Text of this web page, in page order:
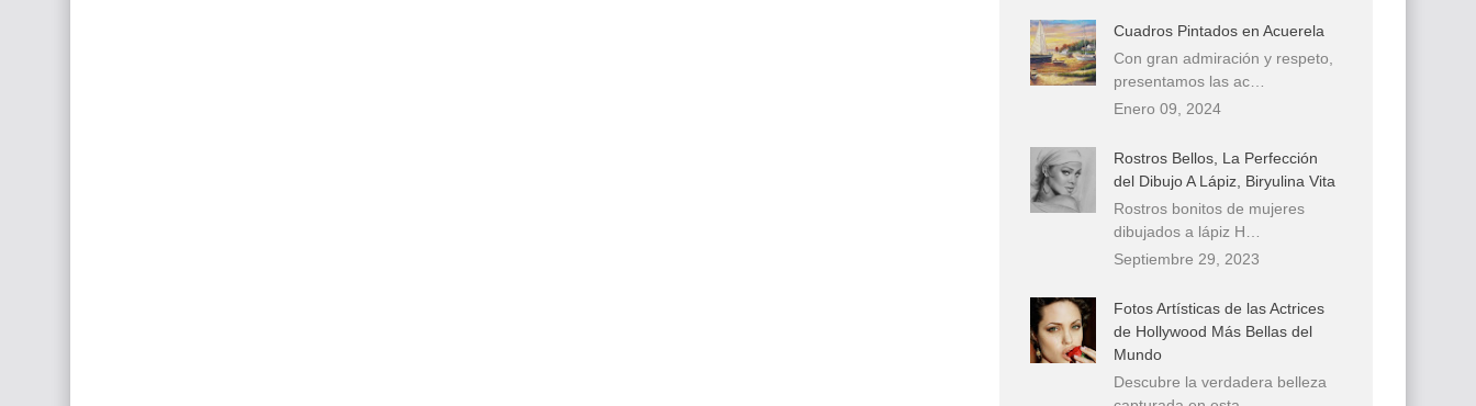
Cuadros Pintados en Acuerela
Con gran admiración y respeto,
presentamos las ac…
Enero 09, 2024
Rostros Bellos, La Perfección
del Dibujo A Lápiz, Biryulina Vita
Rostros bonitos de mujeres
dibujados a lápiz H…
Septiembre 29, 2023
Fotos Artísticas de las Actrices
de Hollywood Más Bellas del
Mundo
Descubre la verdadera belleza